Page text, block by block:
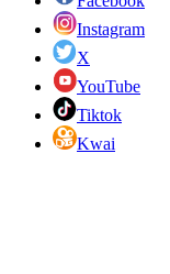
Instagram
X
YouTube
Tiktok
Kwai